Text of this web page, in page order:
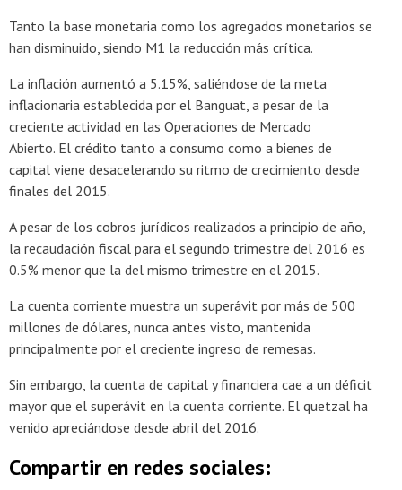
Tanto la base monetaria como los agregados monetarios se
han disminuido, siendo M1 la reducción más crítica.
La inflación aumentó a 5.15%, saliéndose de la meta
inflacionaria establecida por el Banguat, a pesar de la
creciente actividad en las Operaciones de Mercado
Abierto. El crédito tanto a consumo como a bienes de
capital viene desacelerando su ritmo de crecimiento desde
finales del 2015.
A pesar de los cobros jurídicos realizados a principio de año,
la recaudación fiscal para el segundo trimestre del 2016 es
0.5% menor que la del mismo trimestre en el 2015.
La cuenta corriente muestra un superávit por más de 500
millones de dólares, nunca antes visto, mantenida
principalmente por el creciente ingreso de remesas.
Sin embargo, la cuenta de capital y financiera cae a un déficit
mayor que el superávit en la cuenta corriente. El quetzal ha
venido apreciándose desde abril del 2016.
Compartir en redes sociales: